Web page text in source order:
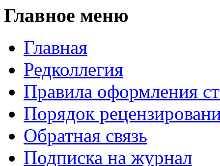
Главное меню
Главная
Редколлегия
Правила оформления
Порядок
Обратная связь
Подписка на журнал